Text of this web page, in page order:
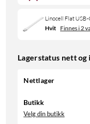
Linocell Flat
Hvit Finnes i 2
Lagerstatus nett og
Nettlager
Butikk
Velg din butikk